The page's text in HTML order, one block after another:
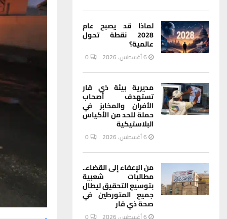
لماذا قد يصبح عام
2028 نقطة تحول
عالمية؟
6 أغسطس، 2026 0
مديرية بيئة ذي قار
تستهدف أصحاب
الأفران والمخابز في
حملة للحد من الأكياس
البلاستيكية
6 أغسطس، 2026 0
من الإعفاء إلى القضاء..
مطالبات شعبية
بتوسيع التحقيق ليطال
جميع المتورطين في
صحة ذي قار